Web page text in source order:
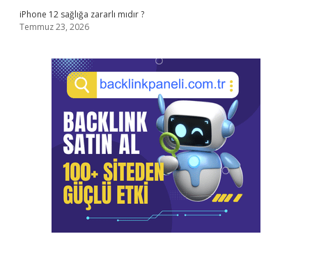
iPhone 12 sağlığa zararlı mıdır ?
Temmuz 23, 2026